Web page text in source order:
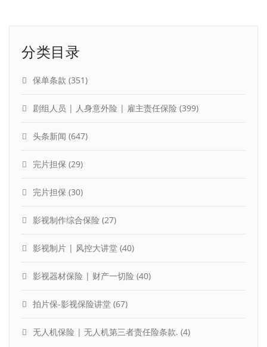
分类目录
保单条款 (351)
剧组人员 | 人身意外险 | 雇主责任保险 (399)
头条新闻 (647)
完片担保 (29)
完片担保 (30)
影视制作综合保险 (27)
影视制片 | 风控大讲堂 (40)
影视器材保险 | 财产一切险 (40)
拍片保-影视保险讲堂 (67)
无人机保险 | 无人机第三者责任险条款. (4)